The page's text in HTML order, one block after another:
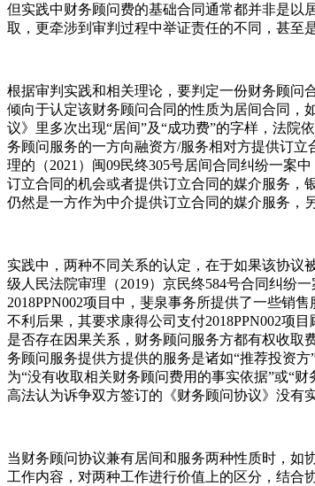
但实践中财务顾问费的基础合同通常都并非是以
取，更牵涉到审判过程中举证责任的不同，甚至
根据审判实践和相关理论，要判定一份财务顾问
倾向于认定该财务顾问合同的性质为居间合同，
议》里多次出现“居间”及“成功费”的字样，法
务顾问服务的一方向融资方/服务相对方提供订
理的（2021）闽09民终305号居间合同纠纷一案
订立合同的机会或者提供订立合同的媒介服务，
仍然是一方作为中介提供订立合同的媒介服务，
实践中，两种不同关系的认定，在于如果该协议
级人民法院审理（2019）京民终584号合同纠纷
2018PPN002项目中，斐泉事务所提供了一些销
不利后果，其要求康得公司支付2018PPN002项
是否存在因果关系，财务顾问服务方都有权收取
务顾问服务提供方提供的服务是诸如“推荐投资
为“没有收取相关财务顾问费用的事实依据”或“
高法认为诉争双方签订的《财务顾问协议》没有
当财务顾问协议兼有居间和服务两种性质时，如
工作内容，对两种工作进行价值上的区分，结合